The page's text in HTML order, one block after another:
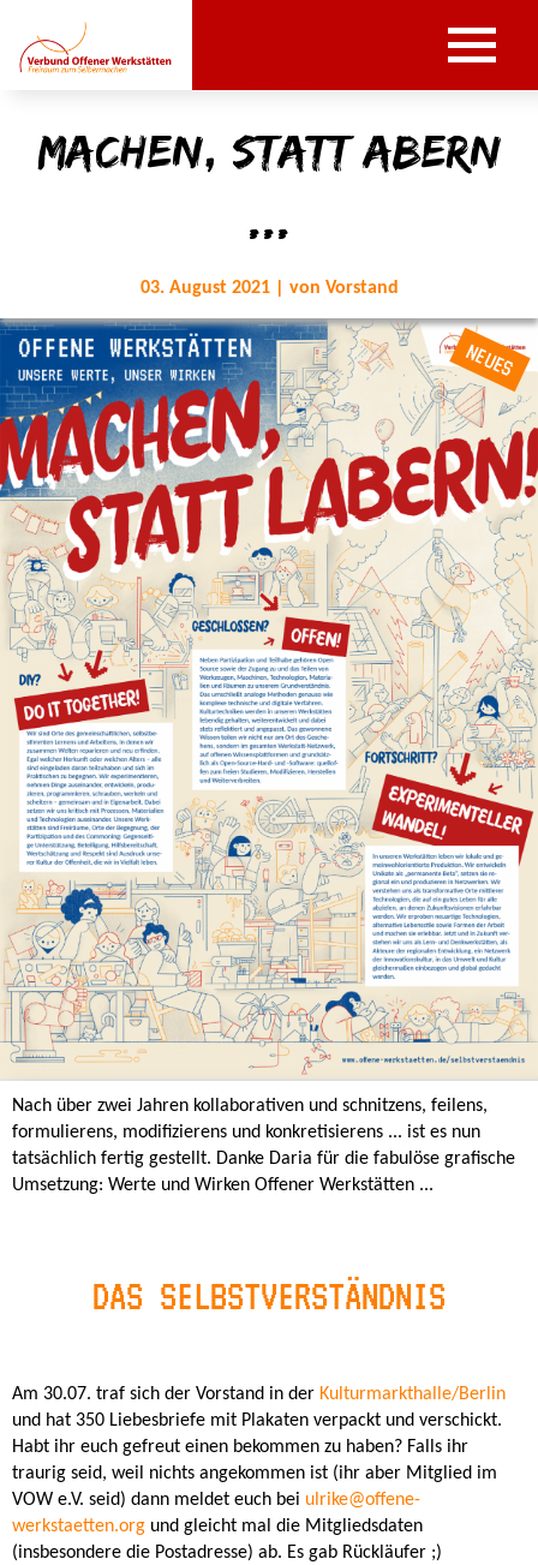
machen, statt abern
...
03. August 2021 | von Vorstand
NEUES
Nach über zwei Jahren kollaborativen und schnitzens, feilens,
formulierens, modifizierens und konkretisierens ... ist es nun
tatsächlich fertig gestellt. Danke Daria für die fabulöse grafische
Umsetzung: Werte und Wirken Offener Werkstätten ...
DAS SELBSTVERSTÄNDNIS
Am 30.07. traf sich der Vorstand in der Kulturmarkthalle/Berlin
und hat 350 Liebesbriefe mit Plakaten verpackt und verschickt.
Habt ihr euch gefreut einen bekommen zu haben? Falls ihr
traurig seid, weil nichts angekommen ist (ihr aber Mitglied im
VOW e.V. seid) dann meldet euch bei ulrike@offene-
werkstaetten.org und gleicht mal die Mitgliedsdaten
(insbesondere die Postadresse) ab. Es gab Rückläufer ;)